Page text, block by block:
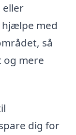
eller
med
så
og mere
dig for